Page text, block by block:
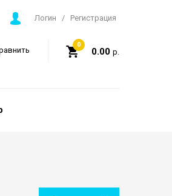
Логин / Регистрация
0
0.00 р.